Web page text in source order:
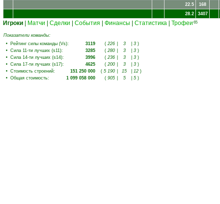
22.5
168
28.2
3407
Игроки Матчи Сделки События Финансы Статистика Трофеи 65
Показатели команды:
• Рейтинг силы команды (Vs): 3119 ( 226 3 3 )
• Сила 11-ти лучших (s11): 3285 ( 280 3 3 )
• Сила 14-ти лучших (s14): 3996 ( 236 3 3 )
• Сила 17-ти лучших (s17): 4625 ( 200 3 3 )
• Стоимость строений: 151 250 000 ( 5 190 15 12 )
• Общая стоимость: 1 099 058 000 ( 905 5 5 )